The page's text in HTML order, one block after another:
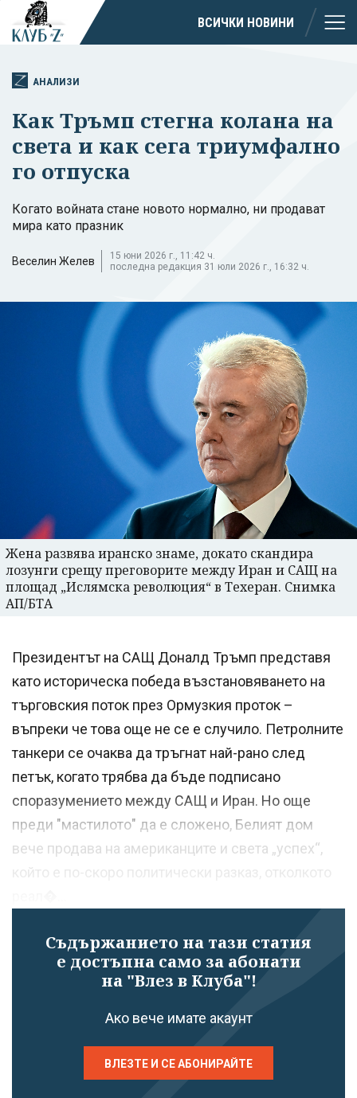
ВСИЧКИ НОВИНИ
АНАЛИЗИ
Как Тръмп стегна колана на
света и как сега триумфално
го отпуска
Когато войната стане новото нормално, ни продават
мира като празник
Веселин Желев
15 юни 2026 г., 11:42 ч.
последна редакция 31 юли 2026 г., 16:32 ч.
Жена развява иранско знаме, докато скандира
лозунги срещу преговорите между Иран и САЩ на
площад „Ислямска революция“ в Техеран. Снимка
АП/БТА
Президентът на САЩ Доналд Тръмп представя
като историческа победа възстановяването на
търговския поток през Ормузкия проток –
въпреки че това още не се е случило. Петролните
танкери се очаква да тръгнат най-рано след
петък, когато трябва да бъде подписано
споразумението между САЩ и Иран. Но още
преди "мастилото" да е сложено, Белият дом
вече продава на американците и света „успех“,
който е по-скоро политически разказ, отколкото
Съдържанието на тази статия
е достъпна само за абонати
на "Влез в Клуба"!
Ако вече имате акаунт
ВЛЕЗТЕ И СЕ АБОНИРАЙТЕ